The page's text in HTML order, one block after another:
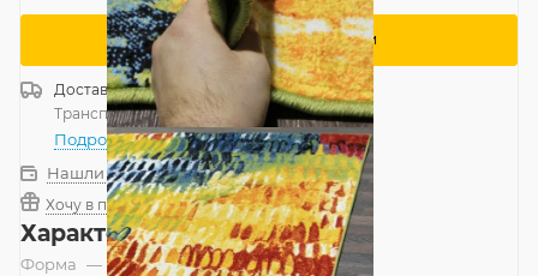
Сообщить о поступлении
ДоставкаРоссия
Транспортной компанией
— бесплатно
Подробнее
Нашли дешевле?
Хочу в подарок
Характеристики
Форма — Прямоугольник